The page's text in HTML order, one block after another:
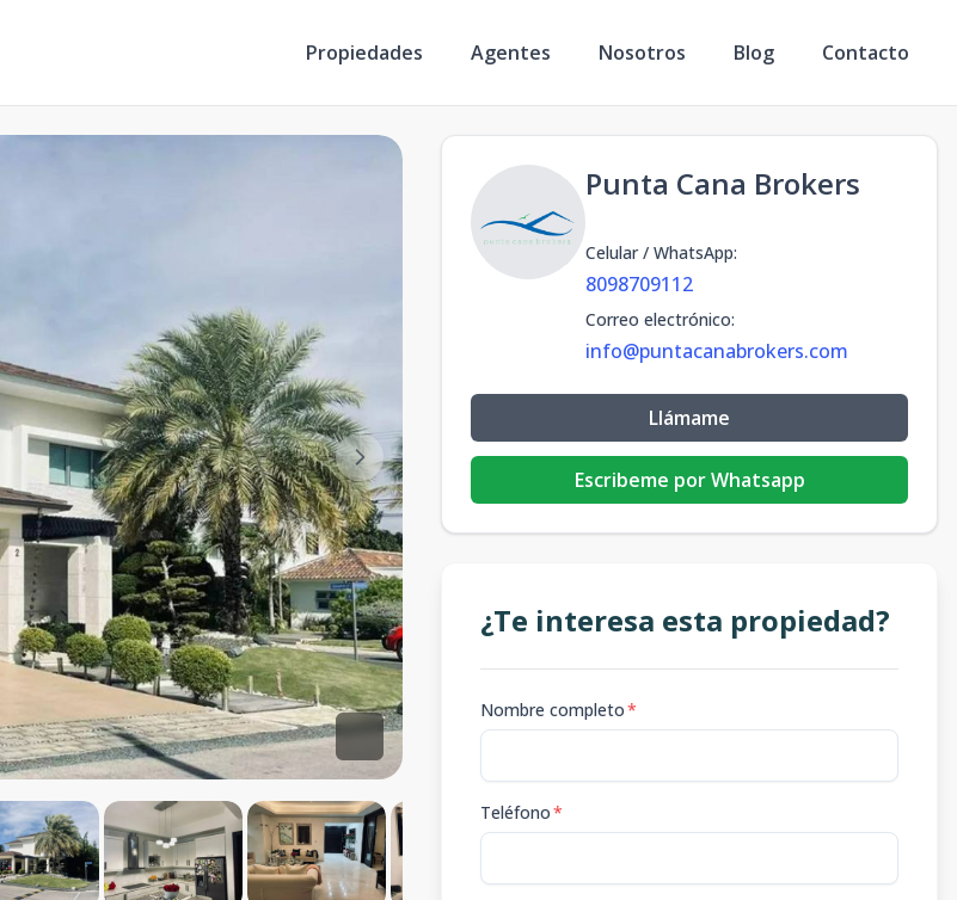
Propiedades Agentes Nosotros Blog Contacto
Punta Cana Brokers
Celular / WhatsApp:
8098709112
Correo electrónico:
info@puntacanabrokers.com
Llámame
Escribeme por Whatsapp
¿Te interesa esta propiedad?
Nombre completo*
Teléfono*